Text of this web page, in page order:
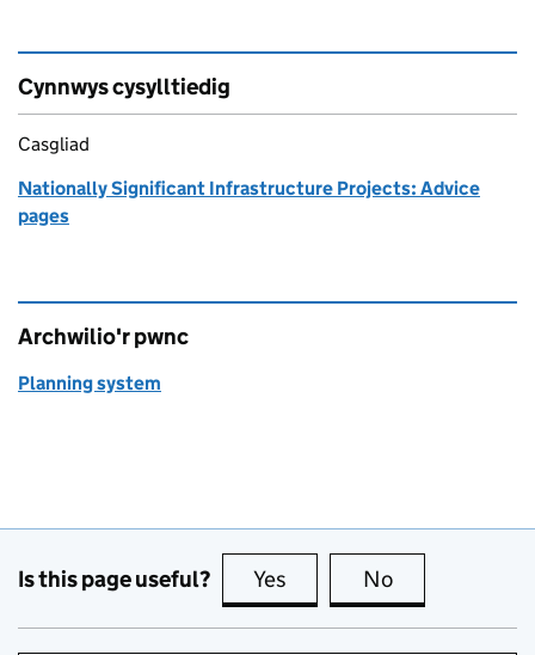
Cynnwys cysylltiedig
Casgliad
Nationally Significant Infrastructure Projects: Advice
pages
Archwilio'r pwnc
Planning system
Is this page useful? Yes this page is useful
No